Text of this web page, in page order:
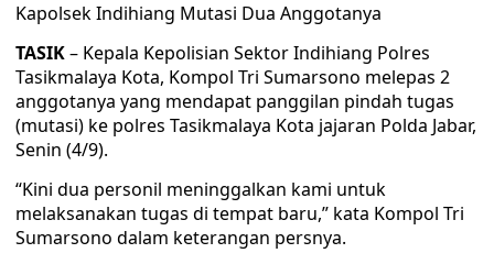
Kapolsek Indihiang Mutasi Dua Anggotanya
TASIK– Kepala Kepolisian Sektor Indihiang Polres
Tasikmalaya Kota, Kompol Tri Sumarsono melepas 2
anggotanya yang mendapat panggilan pindah tugas
(mutasi) ke polres Tasikmalaya Kota jajaran Polda Jabar,
Senin (4/9).
“Kini dua personil meninggalkan kami untuk
melaksanakan tugas di tempat baru,” kata Kompol Tri
Sumarsono dalam keterangan persnya.